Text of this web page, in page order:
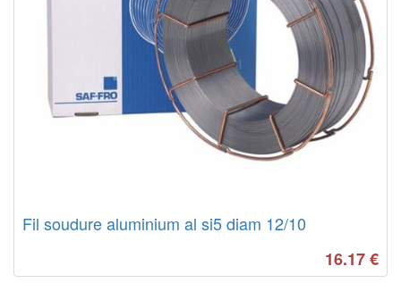
Fil soudure aluminium al si5 diam 12/10
16.17€